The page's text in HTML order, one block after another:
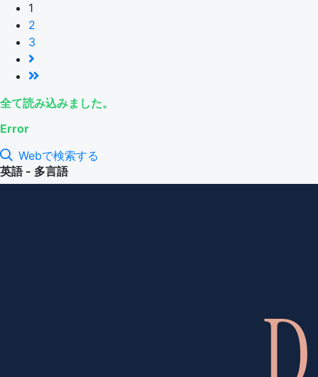
1
2
3
全て読み込みました。
Error
Webで検索する
英語 - 多言語